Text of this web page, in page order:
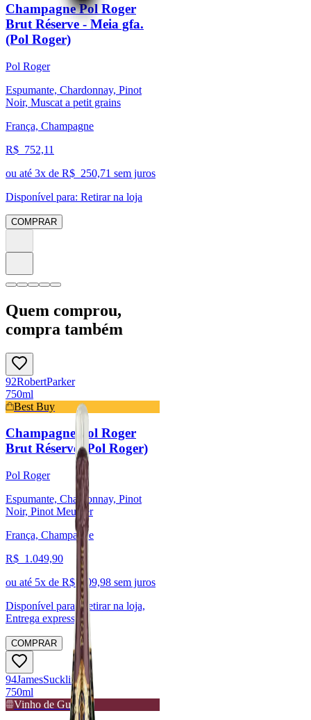
Champagne Pol Roger
Brut Réserve - Meia gfa.
(Pol Roger)
Pol Roger
Espumante, Chardonnay, Pinot
Noir, Muscat a petit grains
França, Champagne
R$ 752,11
ou até 3x de R$ 250,71 sem juros
Disponível para: Retirar na loja
COMPRAR
Quem comprou,
compra também
92RobertParker
750ml
Best Buy
Champagne Pol Roger
Brut Réserve (Pol Roger)
Pol Roger
Espumante, Chardonnay, Pinot
Noir, Pinot Meunier
França, Champagne
R$ 1.049,90
ou até 5x de R$ 209,98 sem juros
Disponível para: Retirar na loja,
Entrega expressa
COMPRAR
94JamesSuckling
750ml
Vinho de Guarda